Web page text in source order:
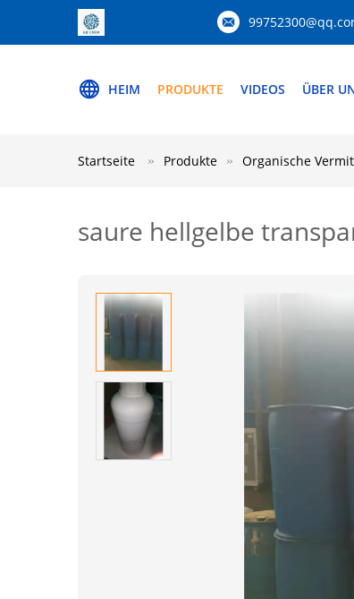
HEIM PRODUKTE VIDEOS ÜBER
Startseite Produkte Organische
saure hellgelbe